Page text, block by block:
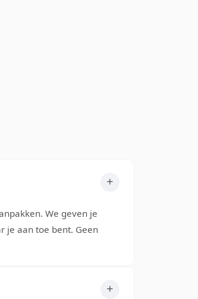
We geven je
je aan toe bent. Geen